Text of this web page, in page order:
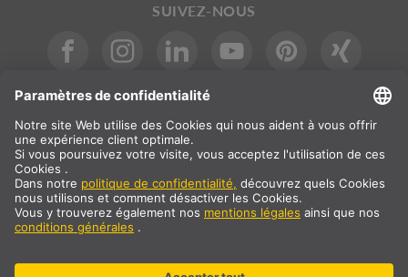
SUIVEZ-NOUS
DE | EN | ES | FR
Sélection du pays
* Tous les prix sont indiqués nets, frais de port en sus